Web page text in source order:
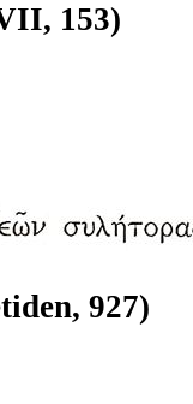
153)
927)